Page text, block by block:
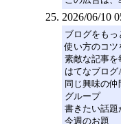
2026/06/10
ブログをもっ
使い方のコツ
素敵な記事を
はてなブログ
同じ興味の仲
グループ
書きたい話題
今週のお題